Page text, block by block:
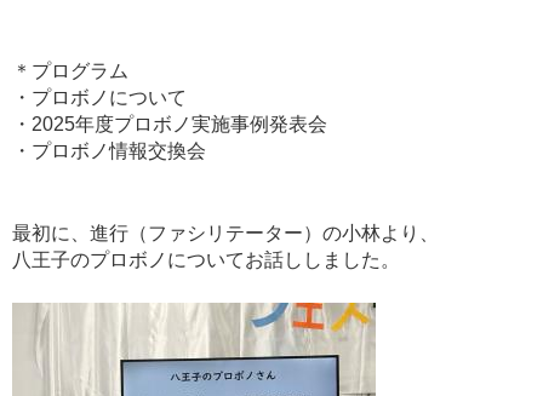
＊プログラム
・プロボノについて
・2025年度プロボノ実施事例発表会
・プロボノ情報交換会
最初に、進行（ファシリテーター）の小林より、
八王子のプロボノについてお話ししました。